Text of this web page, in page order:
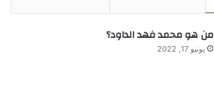
من هو محمد فهد الداود؟
يونيو 17, 2022